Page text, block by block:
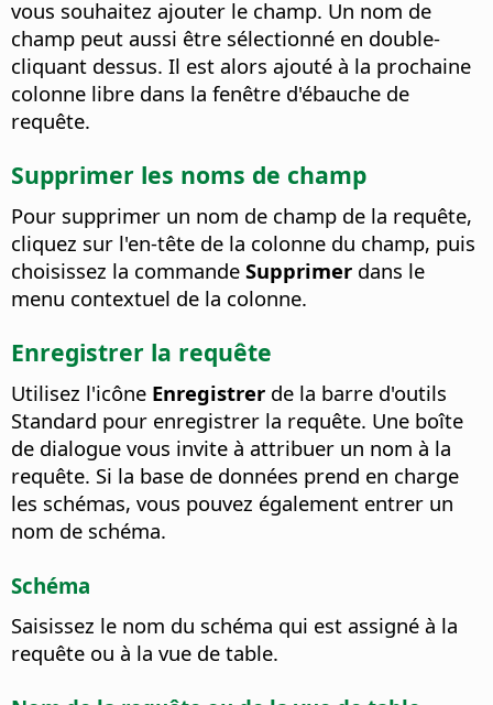
vous souhaitez ajouter le champ. Un nom de
champ peut aussi être sélectionné en double-
cliquant dessus. Il est alors ajouté à la prochaine
colonne libre dans la fenêtre d'ébauche de
requête.
Supprimer les noms de champ
Pour supprimer un nom de champ de la requête,
cliquez sur l'en-tête de la colonne du champ, puis
choisissez la commande Supprimer dans le
menu contextuel de la colonne.
Enregistrer la requête
Utilisez l'icône Enregistrer de la barre d'outils
Standard pour enregistrer la requête. Une boîte
de dialogue vous invite à attribuer un nom à la
requête. Si la base de données prend en charge
les schémas, vous pouvez également entrer un
nom de schéma.
Schéma
Saisissez le nom du schéma qui est assigné à la
requête ou à la vue de table.